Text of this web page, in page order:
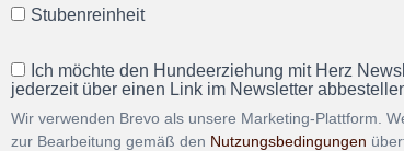
Stubenreinheit
Ich möchte den Hundeerziehung mit Herz
jederzeit über einen Link im Newsletter
Wir verwenden Brevo als unsere Marketing-Plattform.
zur Bearbeitung gemäß den Nutzungsbedingungen